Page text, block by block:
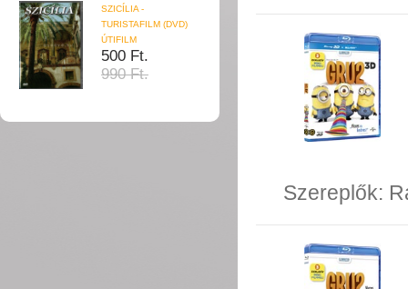
SZICÍLIA -
TURISTAFILM (DVD)
ÚTIFILM
500 Ft.
990 Ft.
Szereplők: